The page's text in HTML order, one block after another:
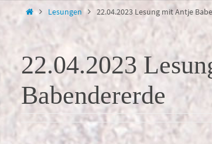
StartLesungen 22.04.2023 Lesung mit Antje
22.04.2023
Babendererde